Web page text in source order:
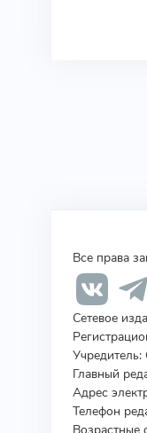
Все права
Сетевое
Учредитель:
Главный
Адрес
Телефон